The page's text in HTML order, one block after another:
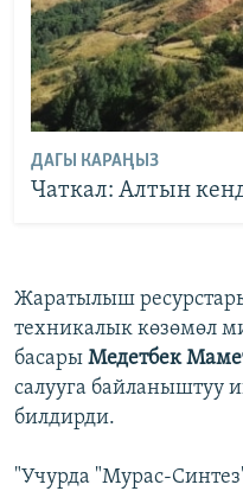
ДАГЫ КАРАҢЫЗ
Чаткал: Алтын
Жаратылыш
техникалык көзөмөл
басары Медетбек
салууга байланыштуу
билдирди.
"Учурда "Мурас-